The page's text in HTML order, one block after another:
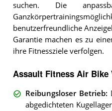
suchen. Die
benutzerfreundliche
Garantie machen es zu
ihre Fitnessziele verfolgen.
Assault Fitness Air Bike
Reibungsloser Betrieb:
abgedichteten